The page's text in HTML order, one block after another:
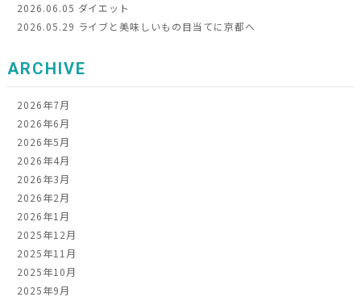
2026.06.05 ダイエット
2026.05.29 ライブと美味しいもの目当てに京都へ
ARCHIVE
2026年7月
2026年6月
2026年5月
2026年4月
2026年3月
2026年2月
2026年1月
2025年12月
2025年11月
2025年10月
2025年9月